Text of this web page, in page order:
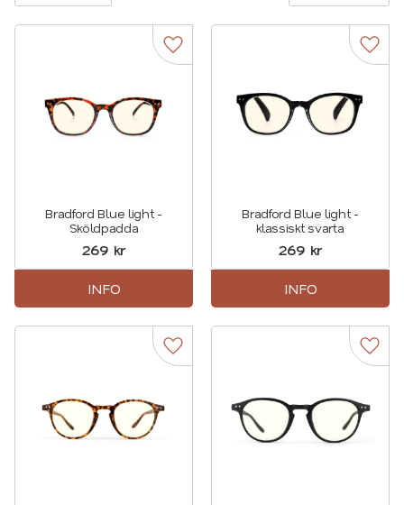
Bradford Blue light -
Sköldpadda
269 kr
Lägg till i favoriter
INFO
Bradford Blue light -
klassiskt svarta
269 kr
INFO
Lägg till i favoriter